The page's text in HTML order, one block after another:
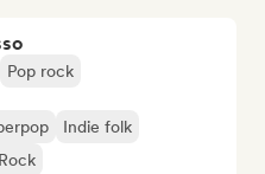
Pop rock
Indie folk